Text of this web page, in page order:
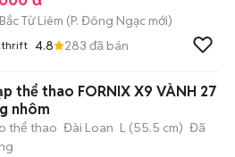
Từ Liêm (P. Đông Ngạc mới)
4.8 283 đã bán
thể thao FORNIX X9 VÀNH 27
nhôm
thể thao Đài Loan L (55.5 cm) Đã